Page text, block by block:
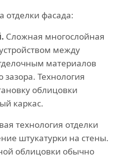
отделки фасада:
Сложная многослойная
между
материалов
Технология
облицовки
каркас.
технология отделки
штукатурки на стены.
облицовки обычно